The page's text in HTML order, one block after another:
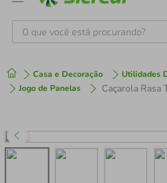
O que você está procurando?
Casa e Decoração
Utilidades
Jogo de Panelas
1º tenis
3º perfume